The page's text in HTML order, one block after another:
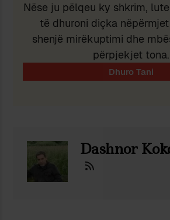
Nëse ju pëlqeu ky shkrim,
të dhuroni diçka
shenjë mirëkuptimi dhe
përpjekjet tona.
Dashnor